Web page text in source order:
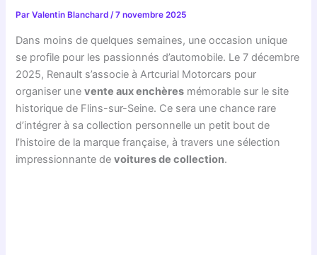
ParValentin Blanchard/7 novembre 2025
Dans moins de quelques semaines, une occasion unique
se profile pour les passionnés d’automobile. Le 7 décembre
2025, Renault s’associe à Artcurial Motorcars pour
organiser unevente aux enchères mémorable sur le site
historique de Flins-sur-Seine. Ce sera une chance rare
d’intégrer à sa collection personnelle un petit bout de
l’histoire de la marque française, à travers une sélection
impressionnante devoitures de collection.